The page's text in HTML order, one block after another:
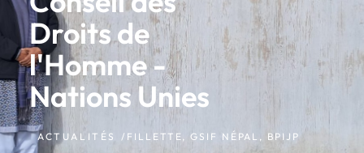
Droits de
l'Homme -
Nations Unies
ACTUALITÉS / FILLETTE,GSIF NÉPAL , BPIJP